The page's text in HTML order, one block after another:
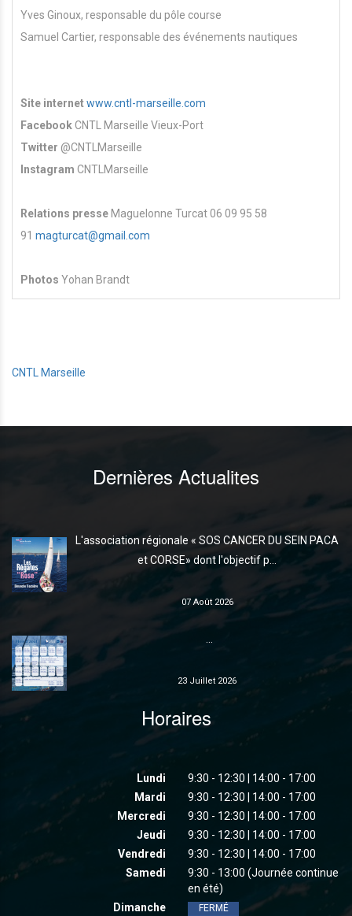
Yves Ginoux, responsable du pôle course
Samuel Cartier, responsable des événements nautiques
Site internetwww.cntl-marseille.com
FacebookCNTL Marseille Vieux-Port
Twitter @CNTLMarseille
Instagram CNTLMarseille
Relations presse Maguelonne Turcat 06 09 95 58
91 magturcat@gmail.com
Photos Yohan Brandt
CNTL Marseille
Dernières Actualites
L'association régionale « SOS CANCER DU SEIN PACA
et CORSE» dont l'objectif p...
07 Août 2026
23 Juillet 2026
Horaires
Lundi
9:30 - 12:30 | 14:00 - 17:00
Mardi
9:30 - 12:30 | 14:00 - 17:00
Mercredi
9:30 - 12:30 | 14:00 - 17:00
Jeudi
9:30 - 12:30 | 14:00 - 17:00
Vendredi
9:30 - 12:30 | 14:00 - 17:00
Samedi
9:30 - 13:00 (Journée continue
en été)
Dimanche
FERMÉ